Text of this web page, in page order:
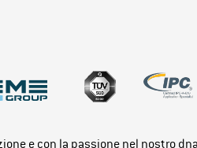
e con la passione nel nostro